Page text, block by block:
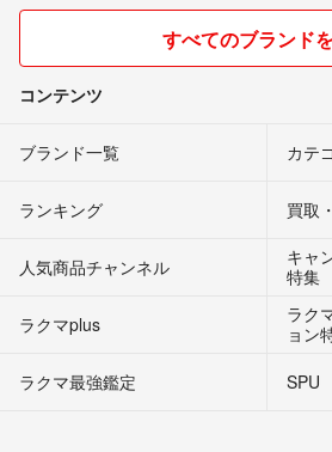
早い者勝ちです
フォローよろしくお願いします
出品者 DJ筋肉2323 送料、値段交渉可
梅雨の値下げ祭り
値下げしました
新品なのに、
早い者勝ちです
出品者 DJ筋肉2323 送料、値段交渉可 - 約3年前
すべてのブランド
コンテンツ
ブランド一覧 カテ
ランキング 買取
人気商品チャンネル
キャ
特集
ラクマplus
ラク
ョン
ラクマ最強鑑定
SPU